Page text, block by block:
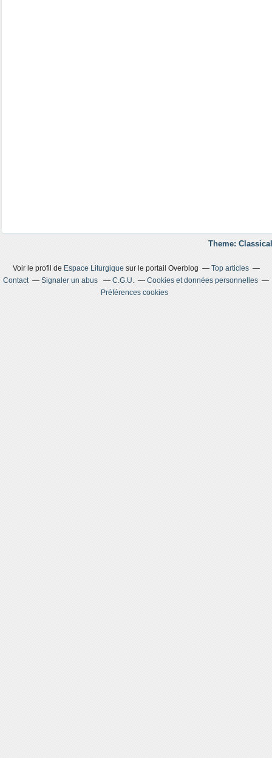
Theme:
Voir le profil de Espace Liturgiquesur le portail Overblog
Top articles
Contact
Signaler un abus C.G.U.
Cookies et données personnelles
Préférences cookies